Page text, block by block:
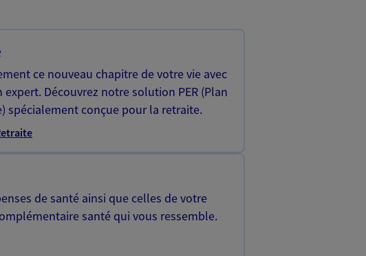
ce nouveau chapitre de votre vie avec
Découvrez notre solution PER (Plan
spécialement conçue pour la retraite.
de santé ainsi que celles de votre
santé qui vous ressemble.